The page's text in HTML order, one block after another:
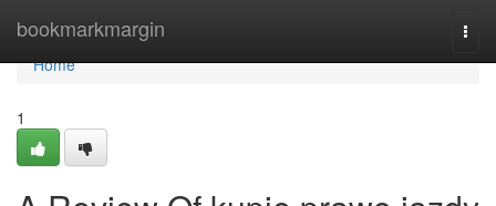
bookmarkmargin
Home
Home
1